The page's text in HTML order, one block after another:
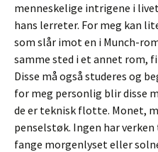
menneskelige intrigene i
hans lerreter. For meg kan
som slår imot en i Munch-
samme sted i et annet rom,
Disse må også studeres og
for meg personlig blir disse
de er teknisk flotte. Monet,
penselstøk. Ingen har
fange morgenlyset eller